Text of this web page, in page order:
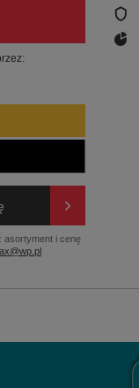
asortyment i cenę